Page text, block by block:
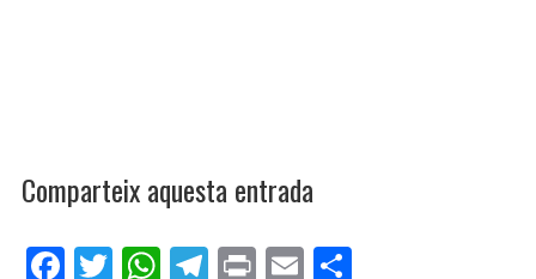
Comparteix aquesta entrada
Fa Tw W Te Pri E